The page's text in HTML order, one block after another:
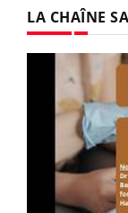
LA CHAÎNE